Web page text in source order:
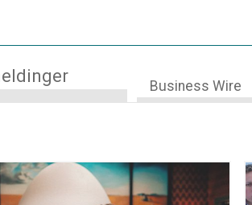
Business Wire